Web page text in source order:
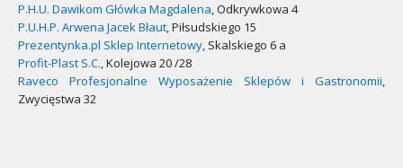
P.H.U. Dawikom Główka Magdalena, Odkrywkowa 4
P.U.H.P. Arwena Jacek Błaut, Piłsudskiego 15
Prezentynka.pl Sklep Internetowy, Skalskiego 6 a
Profit-Plast S.C., Kolejowa 20 /28
Raveco Profesjonalne Wyposażenie Sklepów i Gastronomii,
Zwycięstwa 32